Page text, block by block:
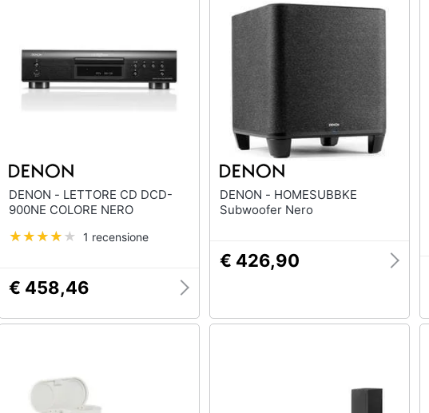
DENON - LETTORE CD DCD-
900NE COLORE NERO
1 recensione
€ 458,46
DENON - HOMESUBBKE
Subwoofer Nero
€ 426,90